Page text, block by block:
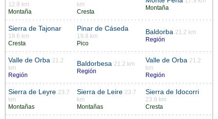
12.8 km
Montaña
km
Cresta
Montaña
Sierra de Tajonar
19.6 km
Cresta
Pinar de Cáseda
19.8 km
Pico
Baldorba 21.2 km
Región
Valle de Orba 21.2
km
Región
Baldorbesa 21.2 km
Región
Valle de Orba 21.2
km
Región
Sierra de Leyre 23.7
km
Montañas
Sierra de Leire 23.7
km
Montañas
Sierra de Idocorri
23.9 km
Cresta